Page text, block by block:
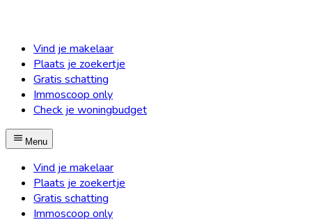
Vind je makelaar
Plaats je zoekertje
Gratis schatting
Immoscoop only
Check je woningbudget
Menu
Vind je makelaar
Plaats je zoekertje
Gratis schatting
Immoscoop only